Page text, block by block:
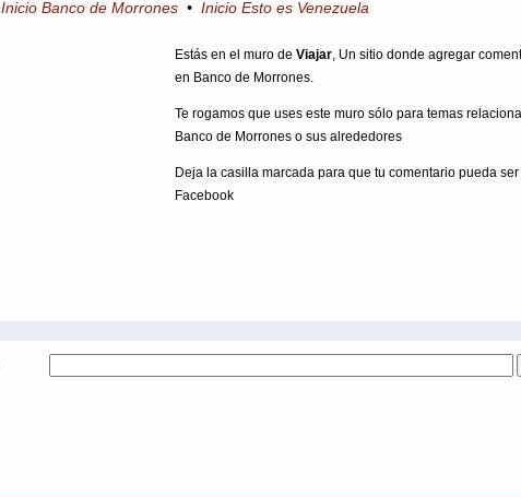
Inicio Banco de Morrones • Inicio Esto es Venezuela
Estás en el muro de Viajar, Un sitio donde agregar
en Banco de Morrones.
Te rogamos que uses este muro sólo para temas
Banco de Morrones o sus alrededores
Deja la casilla marcada para que tu comentario pueda
Facebook